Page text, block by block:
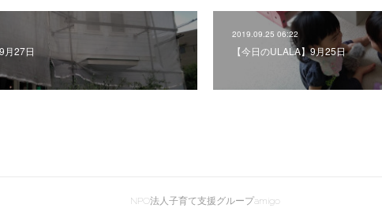
月27日
2019.09.25 06:22
【今日のULALA】9月25日
NPO法人子育て支援グループamigo